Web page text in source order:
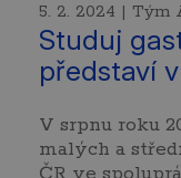
5. 2. 2024 | Tým
Studuj
představí
V srpnu roku
malých a